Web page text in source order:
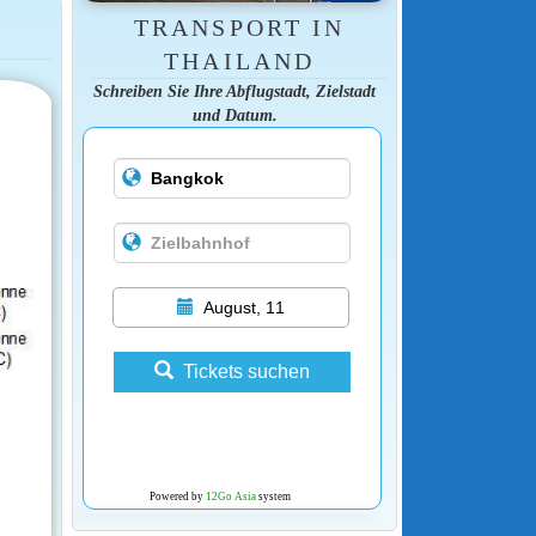
TRANSPORT IN
THAILAND
Schreiben Sie Ihre Abflugstadt, Zielstadt
und Datum.
August, 11
Tickets suchen
Powered by 12Go Asiasystem